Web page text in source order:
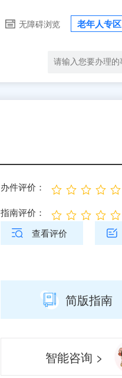
无障碍浏览 老年人专区
办件评价：
指南评价：
查看评价
简版指南
智能咨询 >